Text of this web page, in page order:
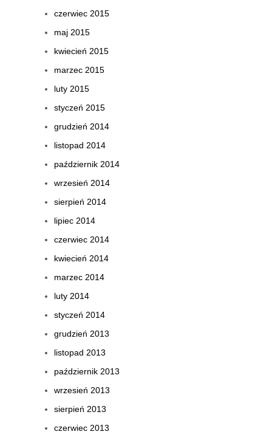
czerwiec 2015
maj 2015
kwiecień 2015
marzec 2015
luty 2015
styczeń 2015
grudzień 2014
listopad 2014
październik 2014
wrzesień 2014
sierpień 2014
lipiec 2014
czerwiec 2014
kwiecień 2014
marzec 2014
luty 2014
styczeń 2014
grudzień 2013
listopad 2013
październik 2013
wrzesień 2013
sierpień 2013
czerwiec 2013